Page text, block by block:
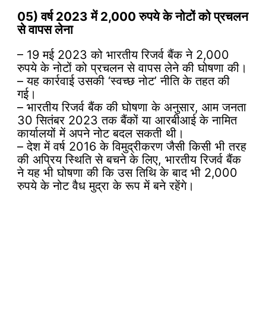
05) वर्ष 2023 में 2,000 रुपये के नोटों को प्रचलन
से वापस लेना
– 19 मई 2023 को भारतीय रिजर्व बैंक ने 2,000
रुपये के नोटों को प्रचलन से वापस लेने की घोषणा की।
– यह कार्रवाई उसकी ‘स्वच्छ नोट’ नीति के तहत की
गई।
– भारतीय रिजर्व बैंक की घोषणा के अनुसार, आम जनता
30 सितंबर 2023 तक बैंकों या आरबीआई के नामित
कार्यालयों में अपने नोट बदल सकती थी।
– देश में वर्ष 2016 के विमुद्रीकरण जैसी किसी भी तरह
की अप्रिय स्थिति से बचने के लिए, भारतीय रिजर्व बैंक
ने यह भी घोषणा की कि उस तिथि के बाद भी 2,000
रुपये के नोट वैध मुद्रा के रूप में बने रहेंगे।